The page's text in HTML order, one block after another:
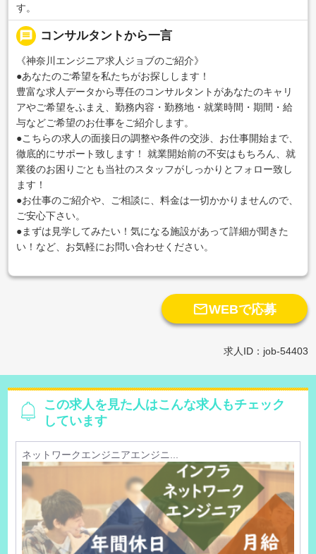
す。
message コンサルタントから一言
《神奈川エンジニア求人ジョブのご紹介》
●あなたのご希望を私たちがお探しします！
豊富な求人データから専任のコンサルタントがあなたのキャリ
アやご希望をふまえ、勤務内容・勤務地・就業時間・期間・給
与などご希望のお仕事をご紹介します。
●こちらの求人の面接日の調整や条件の交渉、お仕事開始まで、
徹底的にサポート致します！ 就業開始前の不安はもちろん、就
業後のお困りごとも当社のスタッフがしっかりとフォロー致し
ます！
●お仕事のご紹介や、ご相談に、料金は一切かかりませんので、
ご安心下さい。
●まずは見学してみたい！気になる施設があって詳細が聞きた
い！など、お気軽にお問い合わせください。
WEBで応募
求人ID：job-54403
この求人を見た人はこんな求人もチェック
しています
ネットワークエンジニアエンジニ...